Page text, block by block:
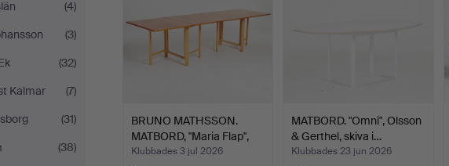
(4)
(3)
(32)
Kalmar
(7)
(31)
(38)
BRUNO MATHSSON.
MATBORD, "Maria Flap",
kör…
Klubbades 3 jul 2026
MATBORD. "Omni", Olsson
& Gerthel, skiva i…
Klubbades 23 jun 2026